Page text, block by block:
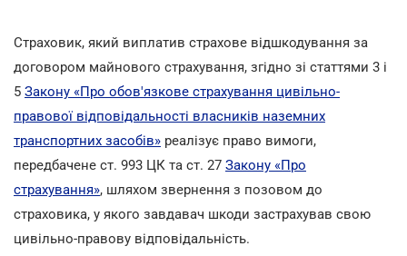
Страховик, який виплатив страхове відшкодування за
договором майнового страхування, згідно зі статтями 3 і
5 Закону «Про обов'язкове страхування цивільно-
правової відповідальності власників наземних
транспортних засобів» реалізує право вимоги,
передбачене ст. 993 ЦК та ст. 27 Закону «Про
страхування», шляхом звернення з позовом до
страховика, у якого завдавач шкоди застрахував свою
цивільно-правову відповідальність.